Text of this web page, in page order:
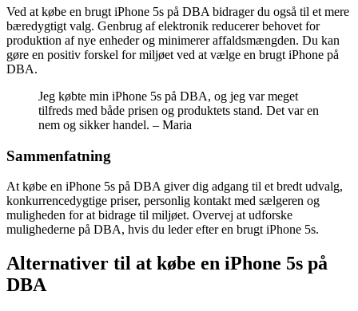
Ved at købe en brugt iPhone 5s på DBA bidrager du også til et mere
bæredygtigt valg. Genbrug af elektronik reducerer behovet for
produktion af nye enheder og minimerer affaldsmængden. Du kan
gøre en positiv forskel for miljøet ved at vælge en brugt iPhone på
DBA.
Jeg købte min iPhone 5s på DBA, og jeg var meget
tilfreds med både prisen og produktets stand. Det var en
nem og sikker handel. – Maria
Sammenfatning
At købe en iPhone 5s på DBA giver dig adgang til et bredt udvalg,
konkurrencedygtige priser, personlig kontakt med sælgeren og
muligheden for at bidrage til miljøet. Overvej at udforske
mulighederne på DBA, hvis du leder efter en brugt iPhone 5s.
Alternativer til at købe en iPhone 5s på
DBA